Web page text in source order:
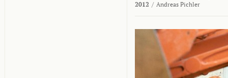
2012 / Andreas Pichler